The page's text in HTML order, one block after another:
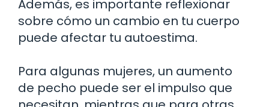
Además, es importante reflexionar
sobre cómo un cambio en tu cuerpo
puede afectar tu autoestima.
Para algunas mujeres, un aumento
de pecho puede ser el impulso que